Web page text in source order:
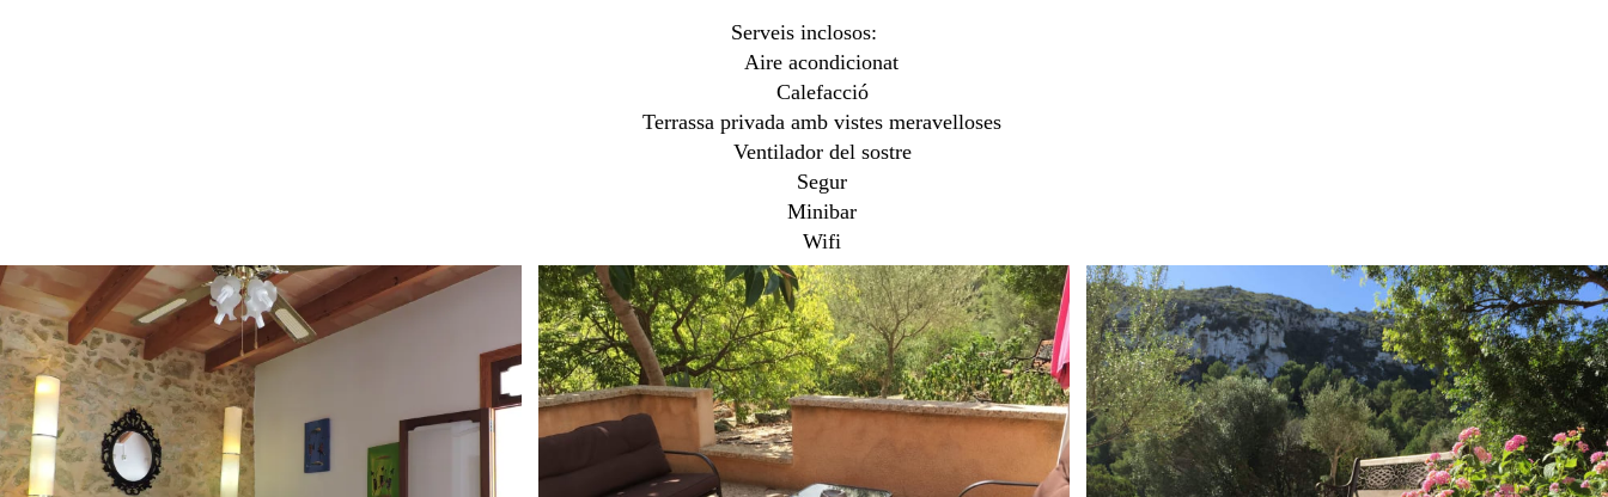
Serveis inclosos:
Aire acondicionat
Calefacció
Terrassa privada amb vistes meravelloses
Ventilador del sostre
Segur
Minibar
Wifi